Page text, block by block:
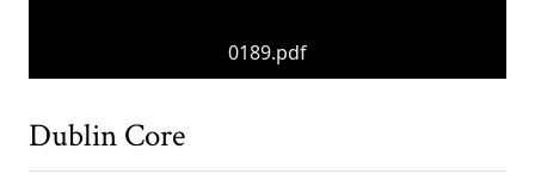
0189.pdf
Dublin Core